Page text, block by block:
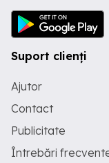
Suport clienți
Ajutor
Contact
Publicitate
Întrebări